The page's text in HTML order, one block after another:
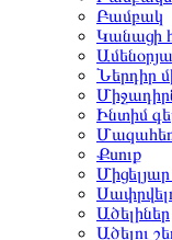
Բամբակ
Կանացի
Ներդիր
Ինտիմ
Քսուք
Միցելյար
Ածելիներ
Ածելու